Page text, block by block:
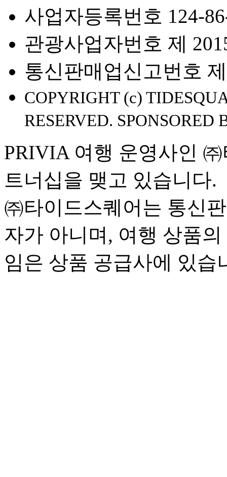
사업자등록번호 124-
관광사업자번호 제
통신판매업신고번호
COPYRIGHT (c)
RESERVED.
PRIVIA 여행 운영사인
트너십을 맺고 있습니다.
㈜타이드스퀘어는 통신
자가 아니며, 여행 상품
임은 상품 공급사에 있습